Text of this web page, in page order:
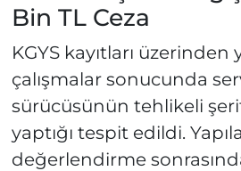
Bin TL Ceza
KGYS kayıtları üzerinden
çalışmalar sonucunda
sürücüsünün tehlikeli
yaptığı tespit edildi.
değerlendirme